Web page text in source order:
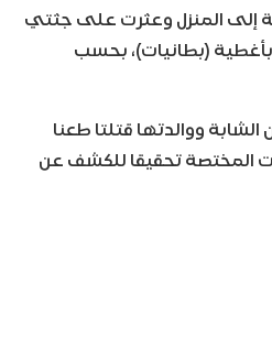
إلى المنزل وعثرت على جثتي
بأغطية (بطانيات)، بحسب
ووالدتها قتلتا طعنا
المختصة تحقيقا للكشف عن